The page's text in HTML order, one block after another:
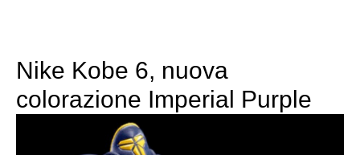
Nike Kobe 6, nuova
colorazione Imperial Purple